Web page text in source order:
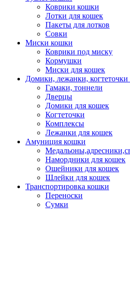
Коврики кошки
Лотки для кошек
Пакеты для лотков
Совки
Миски кошки
Коврики под миску
Кормушки
Миски для кошек
Домики, лежанки,
Гамаки, тоннели
Дверцы
Домики для кошек
Когтеточки
Комплексы
Лежанки для кошек
Амуниция кошки
Намордники для кошек
Ошейники для кошек
Шлейки для кошек
Транспортировка кошки
Переноски
Сумки